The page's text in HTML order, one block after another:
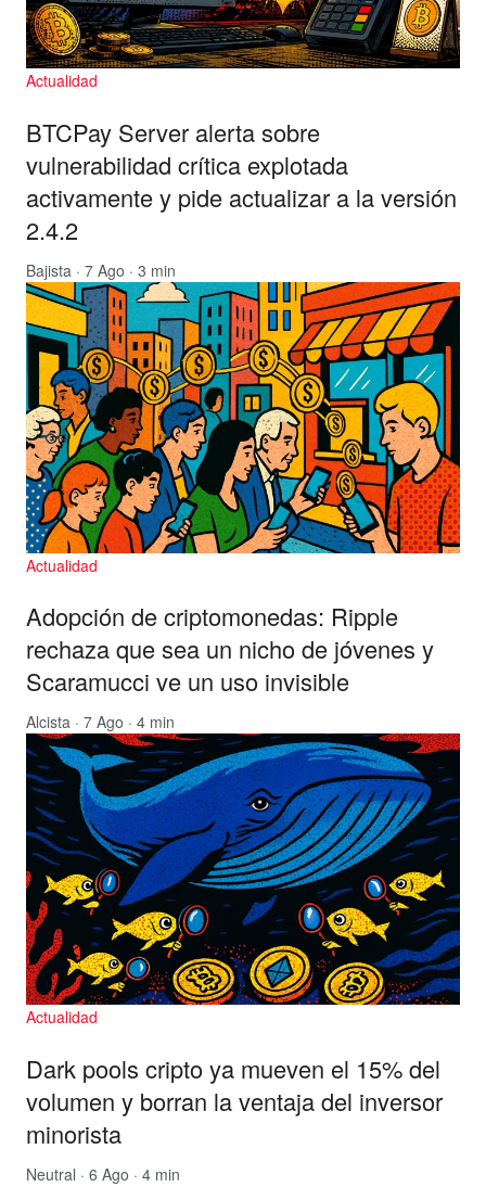
Actualidad
BTCPay Server alerta sobre
vulnerabilidad crítica explotada
activamente y pide actualizar a la versión
2.4.2
Bajista · 7 Ago · 3 min
Actualidad
Adopción de criptomonedas: Ripple
rechaza que sea un nicho de jóvenes y
Scaramucci ve un uso invisible
Alcista · 7 Ago · 4 min
Actualidad
Dark pools cripto ya mueven el 15% del
volumen y borran la ventaja del inversor
minorista
Neutral · 6 Ago · 4 min